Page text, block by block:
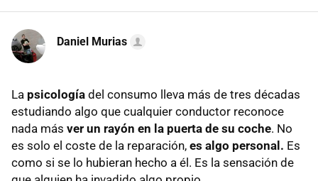
Daniel Murias
La psicología del consumo lleva más de tres décadas
estudiando algo que cualquier conductor reconoce
nada más ver un rayón en la puerta de su coche. No
es solo el coste de la reparación, es algo personal. Es
como si se lo hubieran hecho a él. Es la sensación de